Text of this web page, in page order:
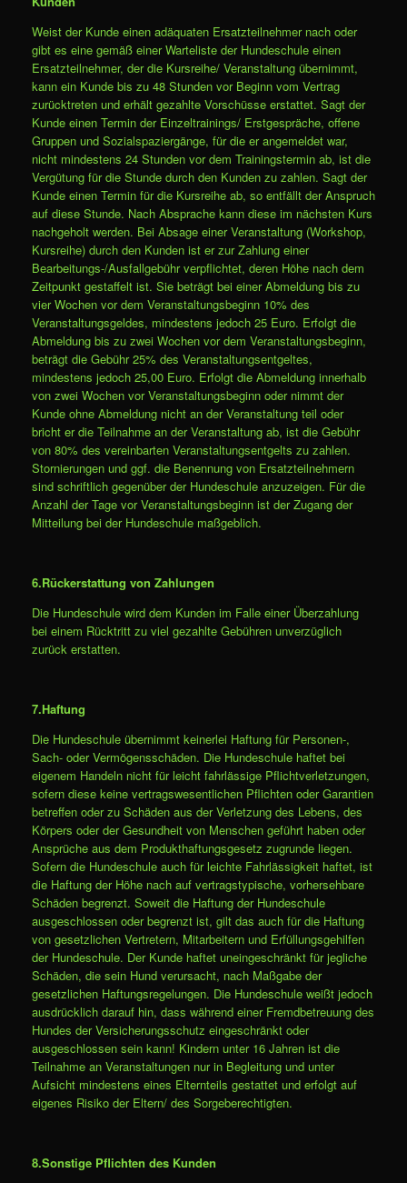
Weist der Kunde einen adäquaten Ersatzteilnehmer nach oder
gibt es eine gemäß einer Warteliste der Hundeschule einen
Ersatzteilnehmer, der die Kursreihe/ Veranstaltung übernimmt,
kann ein Kunde bis zu 48 Stunden vor Beginn vom Vertrag
zurücktreten und erhält gezahlte Vorschüsse erstattet. Sagt der
Kunde einen Termin der Einzeltrainings/ Erstgespräche, offene
Gruppen und Sozialspaziergänge, für die er angemeldet war,
nicht mindestens 24 Stunden vor dem Trainingstermin ab, ist die
Vergütung für die Stunde durch den Kunden zu zahlen. Sagt der
Kunde einen Termin für die Kursreihe ab, so entfällt der Anspruch
auf diese Stunde. Nach Absprache kann diese im nächsten Kurs
nachgeholt werden. Bei Absage einer Veranstaltung (Workshop,
Kursreihe) durch den Kunden ist er zur Zahlung einer
Bearbeitungs-/Ausfallgebühr verpflichtet, deren Höhe nach dem
Zeitpunkt gestaffelt ist. Sie beträgt bei einer Abmeldung bis zu
vier Wochen vor dem Veranstaltungsbeginn 10% des
Veranstaltungsgeldes, mindestens jedoch 25 Euro. Erfolgt die
Abmeldung bis zu zwei Wochen vor dem Veranstaltungsbeginn,
beträgt die Gebühr 25% des Veranstaltungsentgeltes,
mindestens jedoch 25,00 Euro. Erfolgt die Abmeldung innerhalb
von zwei Wochen vor Veranstaltungsbeginn oder nimmt der
Kunde ohne Abmeldung nicht an der Veranstaltung teil oder
bricht er die Teilnahme an der Veranstaltung ab, ist die Gebühr
von 80% des vereinbarten Veranstaltungsentgelts zu zahlen.
Stornierungen und ggf. die Benennung von Ersatzteilnehmern
sind schriftlich gegenüber der Hundeschule anzuzeigen. Für die
Anzahl der Tage vor Veranstaltungsbeginn ist der Zugang der
Mitteilung bei der Hundeschule maßgeblich.
6.Rückerstattung von Zahlungen
Die Hundeschule wird dem Kunden im Falle einer Überzahlung
bei einem Rücktritt zu viel gezahlte Gebühren unverzüglich
zurück erstatten.
7.Haftung
Die Hundeschule übernimmt keinerlei Haftung für Personen-,
Sach- oder Vermögensschäden. Die Hundeschule haftet bei
eigenem Handeln nicht für leicht fahrlässige Pflichtverletzungen,
sofern diese keine vertragswesentlichen Pflichten oder Garantien
betreffen oder zu Schäden aus der Verletzung des Lebens, des
Körpers oder der Gesundheit von Menschen geführt haben oder
Ansprüche aus dem Produkthaftungsgesetz zugrunde liegen.
Sofern die Hundeschule auch für leichte Fahrlässigkeit haftet, ist
die Haftung der Höhe nach auf vertragstypische, vorhersehbare
Schäden begrenzt. Soweit die Haftung der Hundeschule
ausgeschlossen oder begrenzt ist, gilt das auch für die Haftung
von gesetzlichen Vertretern, Mitarbeitern und Erfüllungsgehilfen
der Hundeschule. Der Kunde haftet uneingeschränkt für jegliche
Schäden, die sein Hund verursacht, nach Maßgabe der
gesetzlichen Haftungsregelungen. Die Hundeschule weißt jedoch
ausdrücklich darauf hin, dass während einer Fremdbetreuung des
Hundes der Versicherungsschutz eingeschränkt oder
ausgeschlossen sein kann! Kindern unter 16 Jahren ist die
Teilnahme an Veranstaltungen nur in Begleitung und unter
Aufsicht mindestens eines Elternteils gestattet und erfolgt auf
eigenes Risiko der Eltern/ des Sorgeberechtigten.
8.Sonstige Pflichten des Kunden